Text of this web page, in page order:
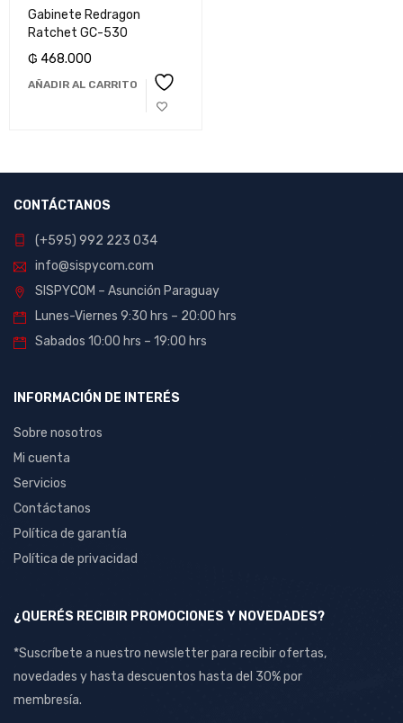
Gabinete Redragon
Ratchet GC-530
₲ 468.000
AÑADIR AL CARRITO
CONTÁCTANOS
(+595) 992 223 034
info@sispycom.com
SISPYCOM – Asunción Paraguay
Lunes-Viernes 9:30 hrs – 20:00 hrs
Sabados 10:00 hrs – 19:00 hrs
INFORMACIÓN DE INTERÉS
Sobre nosotros
Mi cuenta
Servicios
Contáctanos
Política de garantía
Política de privacidad
¿QUERÉS RECIBIR PROMOCIONES Y NOVEDADES?
*Suscríbete a nuestro newsletter para recibir ofertas,
novedades y hasta descuentos hasta del 30% por
membresía.